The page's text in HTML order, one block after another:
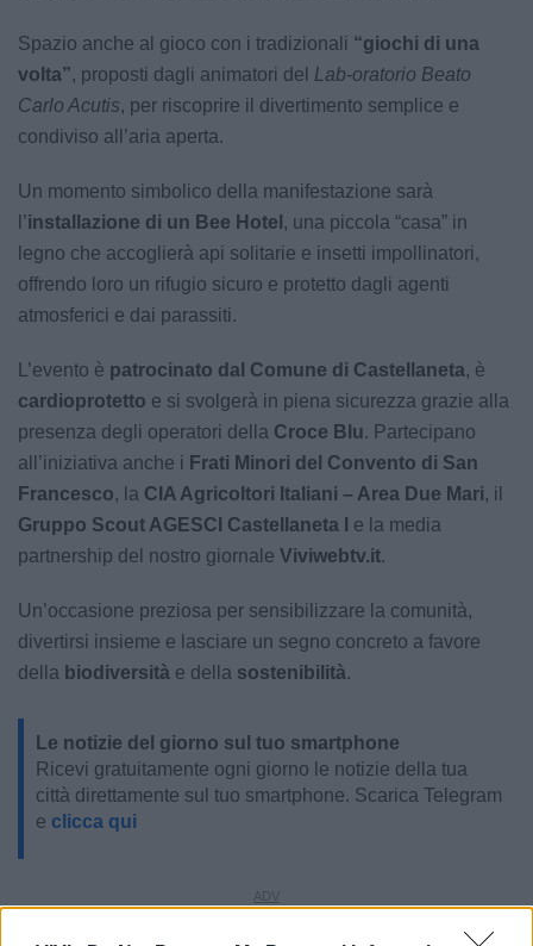
Spazio anche al gioco con i tradizionali “giochi di una
volta”, proposti dagli animatori del Lab-oratorio Beato
Carlo Acutis, per riscoprire il divertimento semplice e
condiviso all’aria aperta.
Un momento simbolico della manifestazione sarà
l’installazione di un Bee Hotel , una piccola “casa” in
legno che accoglierà api solitarie e insetti impollinatori,
offrendo loro un rifugio sicuro e protetto dagli agenti
atmosferici e dai parassiti.
L’evento è patrocinato dal Comune di Castellaneta, è
cardioprotetto e si svolgerà in piena sicurezza grazie alla
presenza degli operatori della Croce Blu. Partecipano
all’iniziativa anche i Frati Minori del Convento di San
Francesco, la CIA Agricoltori Italiani – Area Due Mari, il
Gruppo Scout AGESCI Castellaneta I
e la media
partnership del nostro giornale Viviwebtv.it.
Un’occasione preziosa per sensibilizzare la comunità,
divertirsi insieme e lasciare un segno concreto a favore
della biodiversità e della sostenibilità.
Le notizie del giorno sul tuo smartphone
Ricevi gratuitamente ogni giorno le notizie della tua
città direttamente sul tuo smartphone. Scarica Telegram
e clicca qui
LE INFO UTILI DI CASTELLANETA